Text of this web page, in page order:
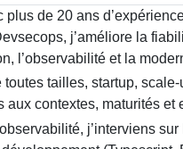
plus de 20 ans
j’améliore la
l’observabilité et la
tailles, startup,
aux contextes, maturités et
j’interviens